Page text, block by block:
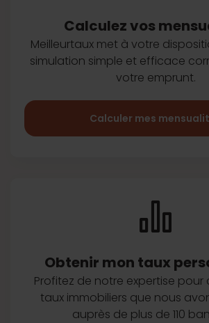
Calculez vos
Meilleurtaux met à votre
simulation simple et efficace
votre emprunt.
Calculer mes
Obtenir mon taux
Profitez de notre expertise pour
taux immobiliers que nous
auprès de plus de 110